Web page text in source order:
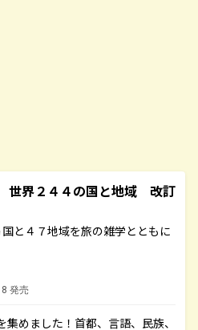
界２４４の国と地域 改訂
国と４７地域を旅の雑学とともに
発売
めました！首都、言語、民族、